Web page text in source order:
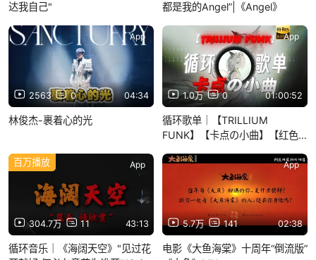
达我自己"
都是我的Angel”|《Angel》
2563 0 04:34
App
林俊杰-裹着心的光
1.0万 0 01:00:52
App
循环歌单｜【TRILLIUM
FUNK】【卡点の小曲】【红色
304.7万 11 43:13
百万播放 App
循环音乐｜《海阔天空》"见过花
5.7万 141 02:38
App
电影《大鱼海棠》十周年“倒流版”